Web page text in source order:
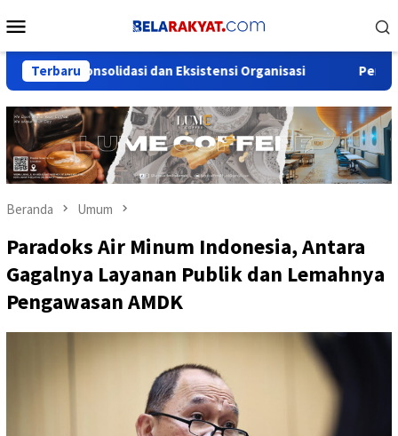
ke
Mobile
Terbarudan Eksistensi Organisasi Pemuda Dinilai
Beranda Umum
Paradoks Air Minum Indonesia, Antara
Gagalnya Layanan Publik dan Lemahnya
Pengawasan AMDK